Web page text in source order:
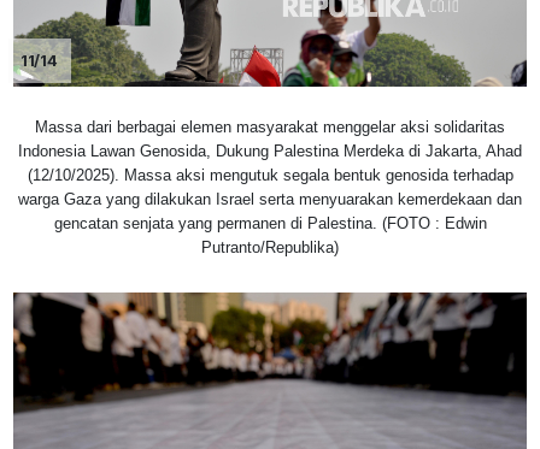
11/14
Massa dari berbagai elemen masyarakat menggelar aksi solidaritas
Indonesia Lawan Genosida, Dukung Palestina Merdeka di Jakarta, Ahad
(12/10/2025). Massa aksi mengutuk segala bentuk genosida terhadap
warga Gaza yang dilakukan Israel serta menyuarakan kemerdekaan dan
gencatan senjata yang permanen di Palestina. (FOTO : Edwin
Putranto/Republika)